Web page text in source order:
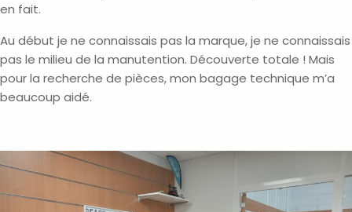
en fait.
Au début je ne connaissais pas la marque, je ne connaissais
pas le milieu de la manutention. Découverte totale ! Mais
pour la recherche de pièces, mon bagage technique m’a
beaucoup aidé.